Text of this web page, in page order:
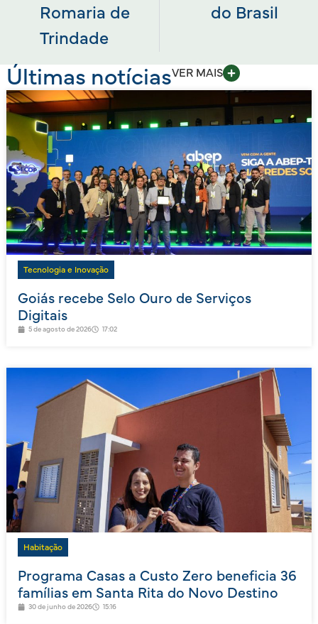
Romaria de
Trindade
do Brasil
Últimas notíciasVER MAIS
Tecnologia e Inovação
Goiás recebe Selo Ouro de Serviços
Digitais
5 de agosto de 2026 17:02
Habitação
Programa Casas a Custo Zero beneficia 36
famílias em Santa Rita do Novo Destino
30 de junho de 2026 15:16